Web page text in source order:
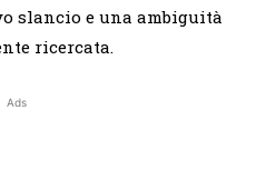
slancio e una ambiguità
ricercata.
Ads